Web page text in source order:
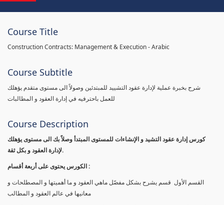
Course Title
Construction Contracts: Management & Execution - Arabic
Course Subtitle
شرح بخبرة عملية لإدارة عقود التشييد للمبتدئين وصولاً الى مستوى متقدم يؤهلك
للعمل باحترفيه في إدارة العقود و المطالبات
Course Description
كورس إدارة عقود التشيد و الإنشاءات للمستوى المبتدأ وصلاً بك الى مستوى يؤهلك
لإدارة العقود و بكل ثقة.
الكورس يحتوى على أربعة أقسام :
القسم الأول قسم يشرح بشكل مفصّل ماهي العقود و ما أهميتها و المصطلحات و
معانيها في عالم العقود و المطالب